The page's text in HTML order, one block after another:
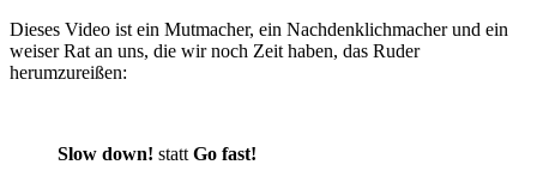
Dieses Video ist ein Mutmacher, ein Nachdenklichmacher und ein
weiser Rat an uns, die wir noch Zeit haben, das Ruder
herumzureißen:
Slow down! statt Go fast!